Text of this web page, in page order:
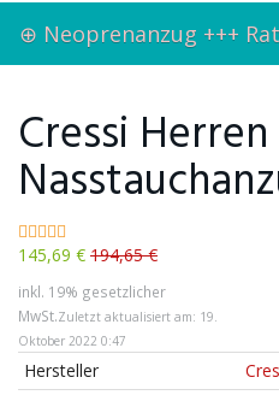
Skip
⊕ Neoprenanzug +++
Cressi Herren
145,69 € 194,65 €
inkl. 19% gesetzlicher
MwSt.Zuletzt aktualisiert am: 19.
Oktober 2022 0:47
Hersteller